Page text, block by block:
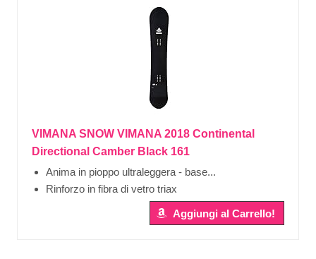
VIMANA SNOW VIMANA 2018 Continental
Directional Camber Black 161
Anima in pioppo ultraleggera - base...
Rinforzo in fibra di vetro triax
Aggiungi al Carrello!